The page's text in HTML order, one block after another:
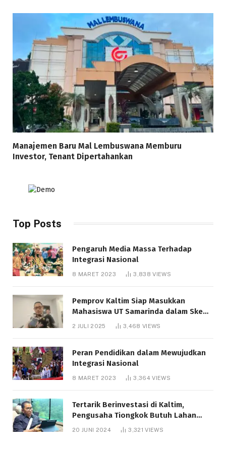
Manajemen Baru Mal Lembuswana Memburu
Investor, Tenant Dipertahankan
Top Posts
Pengaruh Media Massa Terhadap
Integrasi Nasional
8 MARET 2023 3,838VIEWS
Pemprov Kaltim Siap Masukkan
Mahasiswa UT Samarinda dalam Skema
Bantuan Pendidikan Gratispol
2 JULI 2025 3,468 VIEWS
Peran Pendidikan dalam Mewujudkan
Integrasi Nasional
8 MARET 2023 3,364VIEWS
Tertarik Berinvestasi di Kaltim,
Pengusaha Tiongkok Butuh Lahan
1.000 Hektare
20 JUNI 2024 3,321VIEWS